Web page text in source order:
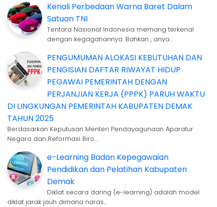
Kenali Perbedaan Warna Baret Dalam
Satuan TNI
Tentara Nasional Indonesia memang terkenal
dengan kegagahannya. Bahkan , anya…
PENGUMUMAN ALOKASI KEBUTUHAN DAN
PENGISIAN DAFTAR RIWAYAT HIDUP
PEGAWAI PEMERINTAH DENGAN
PERJANJIAN KERJA (PPPK) PARUH WAKTU
DI LINGKUNGAN PEMERINTAH KABUPATEN DEMAK
TAHUN 2025
Berdasarkan Keputusan Menteri Pendayagunaan Aparatur
Negara dan Reformasi Biro…
e-Learning Badan Kepegawaian
Pendidikan dan Pelatihan Kabupaten
Demak
Diklat secara daring (e-learning) adalah model
diklat jarak jauh dimana naras…